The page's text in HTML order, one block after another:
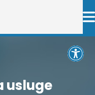
usluge